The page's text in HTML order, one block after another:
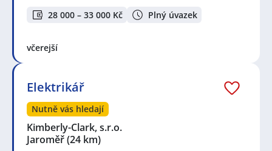
28 000 – 33 000 Kč Plný úvazek
včerejší
Elektrikář
Nutně vás hledají
Kimberly-Clark, s.r.o.
Jaroměř(24 km)